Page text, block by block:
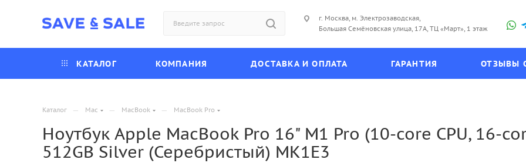
г. Москва, м. Электрозаводская,
Большая Семёновская улица, 17А, ТЦ «Март», 1 этаж
КАТАЛОГ КОМПАНИЯ ДОСТАВКА И ОПЛАТА ГАРАНТИЯ ОТЗЫВЫ
Каталог — Mac — MacBook — MacBook Pro
Ноутбук Apple MacBook Pro 16" M1 Pro (10-core CPU, 16-
512GB Silver (Серебристый) MK1E3